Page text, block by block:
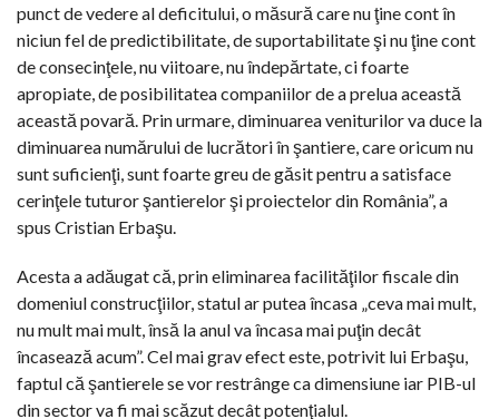
punct de vedere al deficitului, o măsură care nu ţine cont în
niciun fel de predictibilitate, de suportabilitate şi nu ţine cont
de consecinţele, nu viitoare, nu îndepărtate, ci foarte
apropiate, de posibilitatea companiilor de a prelua această
această povară. Prin urmare, diminuarea veniturilor va duce la
diminuarea numărului de lucrători în şantiere, care oricum nu
sunt suficienţi, sunt foarte greu de găsit pentru a satisface
cerinţele tuturor şantierelor şi proiectelor din România”, a
spus Cristian Erbaşu.
Acesta a adăugat că, prin eliminarea facilităţilor fiscale din
domeniul construcţiilor, statul ar putea încasa „ceva mai mult,
nu mult mai mult, însă la anul va încasa mai puţin decât
încasează acum”. Cel mai grav efect este, potrivit lui Erbaşu,
faptul că şantierele se vor restrânge ca dimensiune iar PIB-ul
din sector va fi mai scăzut decât potenţialul.